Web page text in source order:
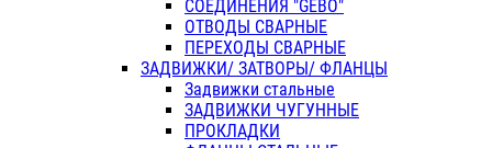
СОЕДИНЕНИЯ "GEBO"
ОТВОДЫ СВАРНЫЕ
ПЕРЕХОДЫ СВАРНЫЕ
ЗАДВИЖКИ/ ЗАТВОРЫ/ ФЛАНЦЫ
Задвижки стальные
ЗАДВИЖКИ ЧУГУННЫЕ
ПРОКЛАДКИ